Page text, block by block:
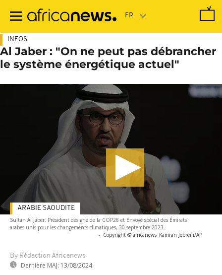
contenu
INFOS
Al Jaber : "On ne peut pas débrancher
le système énergétique actuel"
Sultan Al Jaber, Président désigné de la COP28 et Envoyé spécial des Émirats
arabes unis pour les changements climatiques, 30 septembre 2023.
- Copyright © africanews Kamran Jebreili/AP
By Rédaction Africanews
Dernière MAJ: 13/08/2024
ARABIE SAOUDITE